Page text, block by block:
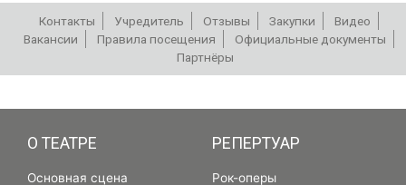
Контакты Учредитель Отзывы Закупки
Видео
Вакансии
Правила посещения
Официальные документы
Партнёры
О ТЕАТРЕ
Основная сцена
РЕПЕРТУАР
Рок-оперы